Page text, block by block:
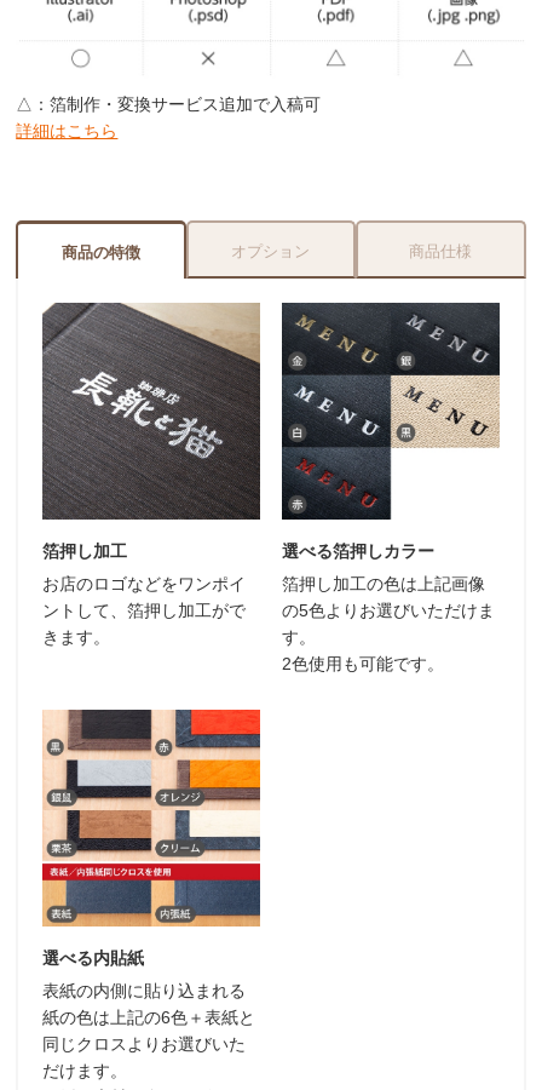
△：箔制作・変換サービス追加で入稿可
詳細はこちら
商品の特徴 オプション 商品仕様
箔押し加工
お店のロゴなどをワンポイ
ントして、箔押し加工がで
きます。
選べる箔押しカラー
箔押し加工の色は上記画像
の5色よりお選びいただけま
す。
2色使用も可能です。
選べる内貼紙
表紙の内側に貼り込まれる
紙の色は上記の6色＋表紙と
同じクロスよりお選びいた
だけます。